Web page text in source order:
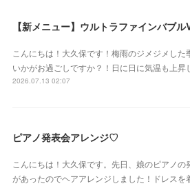
こんにちは！大久保です！梅雨のジメジメした
いかがお過ごしですか？！日に日に気温も上昇
2026.07.13 02:07
ピアノ発表会アレンジ♡
こんにちは！大久保です。先日、娘のピアノの
があったのでヘアアレンジしました！ドレスを